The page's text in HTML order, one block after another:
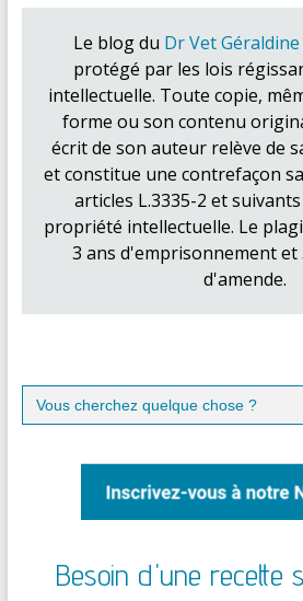
Le blog du Dr Vet
protégé par les lois
intellectuelle. Toute copie,
forme ou son contenu
écrit de son auteur relève de
et constitue une contrefaçon
articles L.3335-2 et
propriété intellectuelle. Le
3 ans d'emprisonnement et
d'amende.
Search
for:
Besoin d'une recette